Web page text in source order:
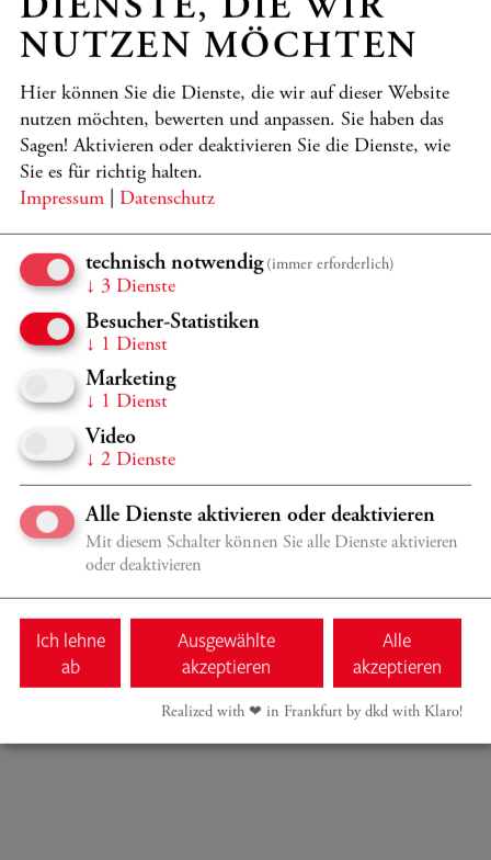
Klimatage° erhalten Sie spannende Einblicke in:
• Die Kronberg Academy: Einführung in die Vision und
Arbeit der renommierten Akademie.
• Bauhistorie und Architektur: Erfahren Sie mehr über die
Entstehungsgeschichte und das Konzept des klimaneutralen
Konzertsaals.
• Studienzentrum und Technikzentrale: Besichtigung mit
Blick in den innovativen Eisspeicher und die
Technikzentrale.
• Außenanlage: Rundgang zur Zisterne und
Dachbewässerung, die zur intelligenten Nutzung von
Regenwasser beitragen.
• Casals Forum: Führung durch den Konzertsaal mit
Erklärungen zu Klimatisierung, Sonnenschutz und
Treffpunkt: Casals Forum, Beethovenplatz 1, Kronberg
ALLE VERANSTALTUNGEN
DIENSTE, DIE WIR
NUTZEN MÖCHTEN
Hier können Sie die Dienste, die wir auf dieser Website
nutzen möchten, bewerten und anpassen. Sie haben das
Sagen! Aktivieren oder deaktivieren Sie die Dienste, wie
Sie es für richtig halten.
Impressum
Datenschutz
technisch notwendig (immer erforderlich)
↓ 3 Dienste
Besucher-Statistiken
↓ 1 Dienst
Marketing
↓ 1 Dienst
Video
↓ 2 Dienste
Alle Dienste aktivieren oder deaktivieren
Mit diesem Schalter können Sie alle Dienste aktivieren
oder deaktivieren
Ich lehne
ab
Ausgewählte
akzeptieren
Alle
akzeptieren
Realized with ❤︎ in Frankfurt by dkd with Klaro!